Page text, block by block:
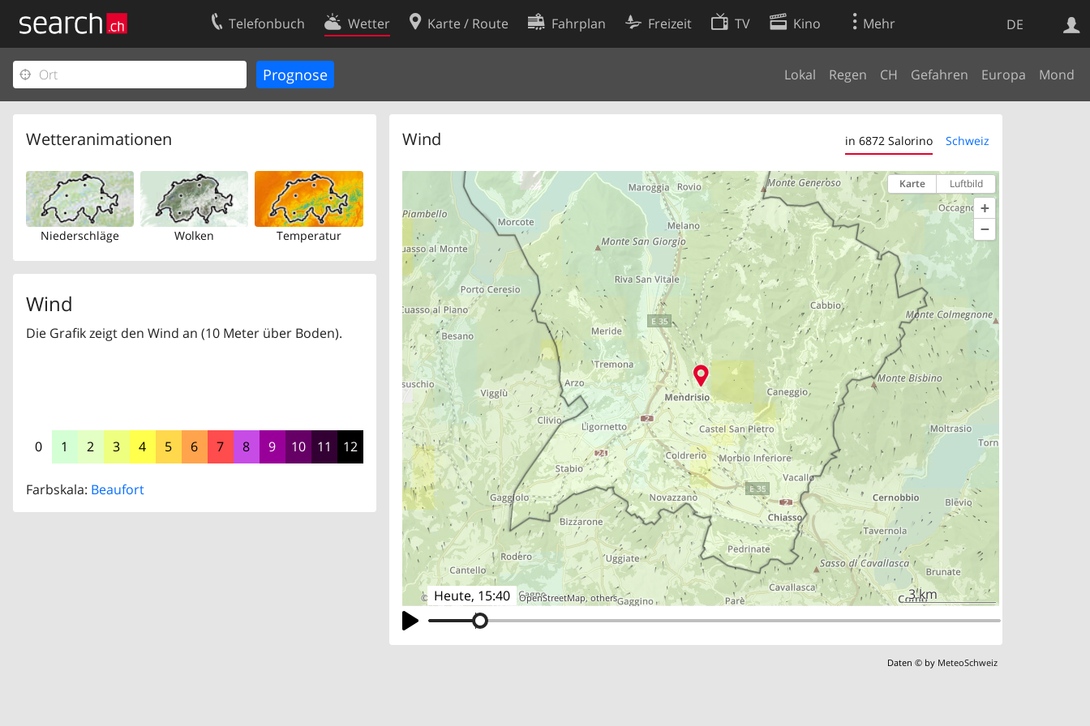
DE
Telefonbuch Wetter Karte / Route Fahrplan Freizeit TV Kino Mehr
Lokal Regen CH Gefahren Europa Mond
Wetteranimationen
Niederschläge Wolken Temperatur
Wind
Die Grafik zeigt den Wind an (10 Meter über Boden).
0 1 2 3 4 5 6 7 8 9 10 11 12
Farbskala: Beaufort
Wind in 6872 Salorino Schweiz
Heute, 15:40
Karte Luftbild
+
−
© search.ch,swisstopo ,OpenStreetMap,others 3 km
Daten © by MeteoSchweiz
Websuche
Ihr Eintrag
Kundencenter Geschäftskunden
Kontakt
Nutzungsbedingungen
Cookie-Einstellungen